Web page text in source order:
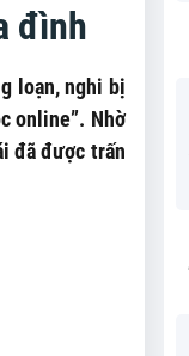
đình
loạn, nghi bị
online”. Nhờ
đã được trấn